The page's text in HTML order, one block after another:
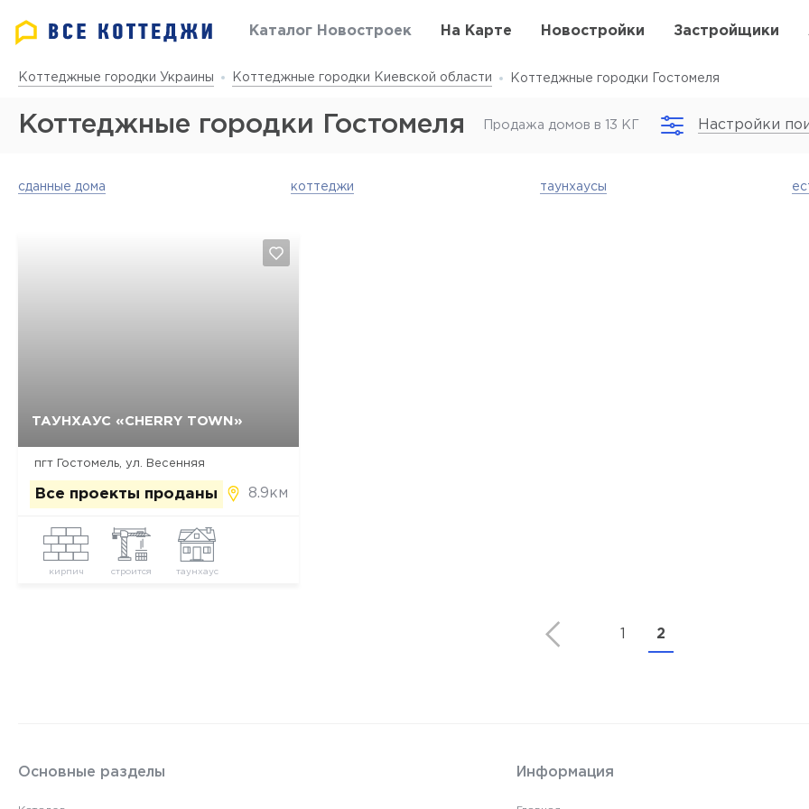
Каталог Новостроек На Карте Новостройки Застройщики
Коттеджные городки Украины Коттеджные городки Киевской области Коттеджные городки Гостомеля
Коттеджные городки Гостомеля Продажа домов в 13 КГ Настройки
сданные дома коттеджи таунхаусы
ТАУНХАУС «CHERRY TOWN»
пгт Гостомель, ул. Весенняя
Все проекты проданы 8.9км
кирпич строится таунхаус
Да, удалить Отмена
2
Основные разделы Информация